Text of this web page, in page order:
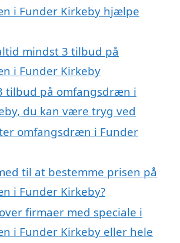
i Funder Kirkeby hjælpe
mindst 3 tilbud på
i Funder Kirkeby
tilbud på omfangsdræn i
du kan være tryg ved
omfangsdræn i Funder
til at bestemme prisen på
i Funder Kirkeby?
firmaer med speciale i
i Funder Kirkeby eller hele